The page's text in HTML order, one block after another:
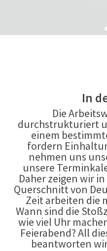
In
Die
durchstrukturiert
einem
fordern
nehmen uns
unsere
Daher zeigen wir
Querschnitt von
Zeit arbeiten die
Wann sind die
wie viel Uhr
Feierabend? All
beantworten